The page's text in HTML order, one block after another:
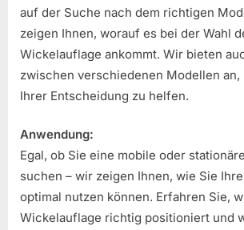
auf der Suche nach dem richtigen
zeigen Ihnen, worauf es bei der Wahl
Wickelauflage ankommt. Wir bieten
zwischen verschiedenen Modellen an,
Ihrer Entscheidung zu helfen.
Anwendung:
Egal, ob Sie eine mobile oder
suchen – wir zeigen Ihnen, wie Sie
optimal nutzen können. Erfahren Sie,
Wickelauflage richtig positioniert und